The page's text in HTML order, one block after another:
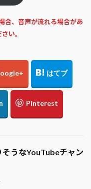
合、音声が流れる場合があ
い。
うなYouTubeチャン